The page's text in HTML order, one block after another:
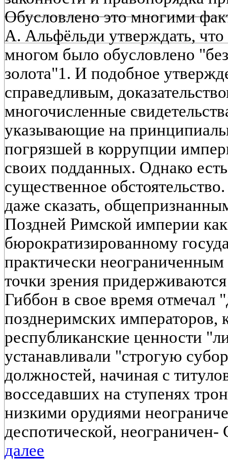
Обусловлено это многими
А. Альфёльди утверждать,
многом было обусловлено
золота"1. И подобное
справедливым,
многочисленные
указывающие на
погрязшей в коррупции
своих подданных. Однако
существенное
даже сказать,
Поздней Римской империи
бюрократизированному
практически
точки зрения
Гиббон в свое время отмечал
позднеримских императоров,
республиканские ценности
устанавливали "строгую
должностей, начиная с
восседавших на ступенях
низкими орудиями
деспотической,
далее